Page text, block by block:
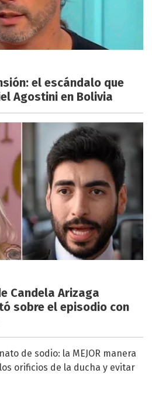
el escándalo que
Agostini en Bolivia
Candela Arizaga
sobre el episodio con